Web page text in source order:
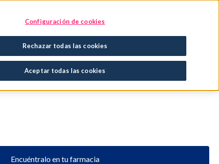
Encuentra tu tratamiento
Encuéntralo en tu farmacia
Configuración de cookies
Rechazar todas las cookies
Aceptar todas las cookies